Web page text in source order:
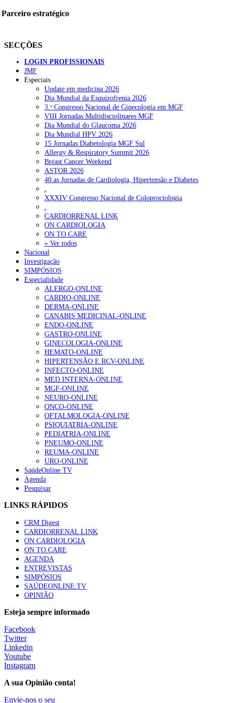
Parceiro estratégico
SECÇÕES
LOGIN PROFISSIONAIS
JMF
Especiais
Update em medicina 2026
Dia Mundial da Esquizofrenia 2026
3.ᵒ Congresso Nacional de Ginecologia em MGF
VIII Jornadas Multidisciplinares MGF
Dia Mundial do Glaucoma 2026
Dia Mundial HPV 2026
15 Jornadas Diabetologia MGF Sul
Allergy & Respiratory Summit 2026
Breast Cancer Weekend
ASTOR 2026
40.as Jornadas de Cardiologia, Hipertensão e Diabetes
.
XXXIV Congresso Nacional de Coloproctologia
.
CARDIORRENAL LINK
ON CARDIOLOGIA
ON TO CARE
» Ver todos
Nacional
Investigação
SIMPÓSIOS
Especialidade
ALERGO-ONLINE
CARDIO-ONLINE
DERMA-ONLINE
CANABIS MEDICINAL-ONLINE
ENDO-ONLINE
GASTRO-ONLINE
GINECOLOGIA-ONLINE
HEMATO-ONLINE
HIPERTENSÃO E RCV-ONLINE
INFECTO-ONLINE
MED.INTERNA-ONLINE
MGF-ONLINE
NEURO-ONLINE
ONCO-ONLINE
OFTALMOLOGIA-ONLINE
PSIQUIATRIA-ONLINE
PEDIATRIA-ONLINE
PNEUMO-ONLINE
REUMA-ONLINE
URO-ONLINE
SaúdeOnline TV
Agenda
Pesquisar
LINKS RÁPIDOS
CRM Digest
CARDIORRENAL LINK
ON CARDIOLOGIA
ON TO CARE
AGENDA
ENTREVISTAS
SIMPÓSIOS
SAÚDEONLINE.TV
OPINIÃO
Esteja sempre informado
Facebook
Twitter
Linkedin
Youtube
Instagram
A sua Opinião conta!
Envie-nos o seu